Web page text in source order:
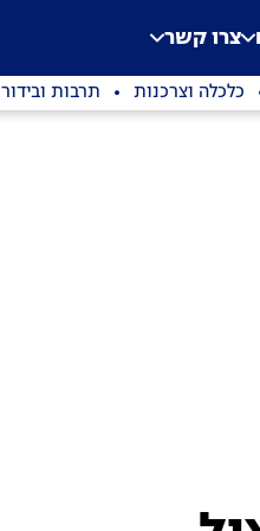
צרו קשר
כלכלה וצרכנות תרבות ובידור